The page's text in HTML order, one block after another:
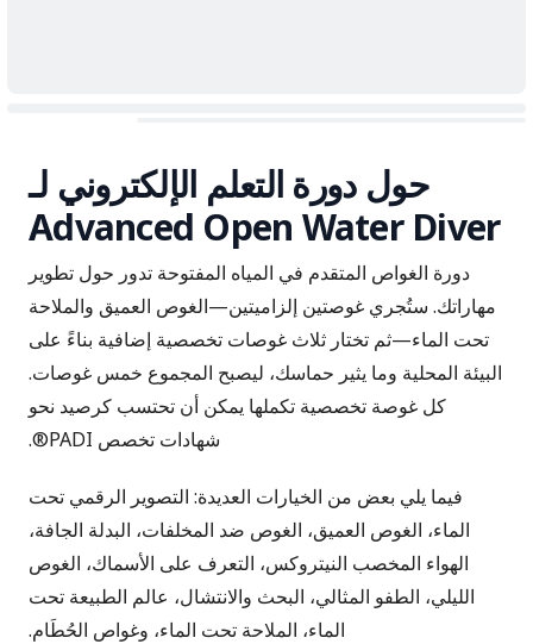
حول دورة التعلم الإلكتروني لـ
Advanced Open Water Diver
دورة الغواص المتقدم في المياه المفتوحة تدور حول تطوير
مهاراتك. ستُجري غوصتين إلزاميتين—الغوص العميق والملاحة
تحت الماء—ثم تختار ثلاث غوصات تخصصية إضافية بناءً على
البيئة المحلية وما يثير حماسك، ليصبح المجموع خمس غوصات.
كل غوصة تخصصية تكملها يمكن أن تحتسب كرصيد نحو
شهادات تخصص PADI®.
فيما يلي بعض من الخيارات العديدة: التصوير الرقمي تحت
الماء، الغوص العميق، الغوص ضد المخلفات، البدلة الجافة،
الهواء المخصب النيتروكس، التعرف على الأسماك، الغوص
الليلي، الطفو المثالي، البحث والانتشال، عالم الطبيعة تحت
الماء، الملاحة تحت الماء، وغواص الحُطَام.